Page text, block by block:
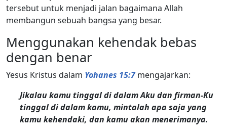
tersebut untuk menjadi jalan bagaimana Allah
membangun sebuah bangsa yang besar.
Menggunakan kehendak bebas
dengan benar
Yesus Kristus dalam Yohanes 15:7mengajarkan:
Jikalau kamu tinggal di dalam Aku dan firman-Ku
tinggal di dalam kamu, mintalah apa saja yang
kamu kehendaki, dan kamu akan menerimanya.